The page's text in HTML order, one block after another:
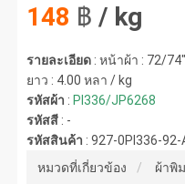
148 ฿ / kg
รายละเอียด : หน้าผ้า : 72/74"
ยาว : 4.00 หลา / kg
รหัสผ้า :PI336/JP6268
รหัสสี : -
รหัสสินค้า :927-0PI336-92-
หมวดที่เกี่ยวข้อง
ผ้าพิ